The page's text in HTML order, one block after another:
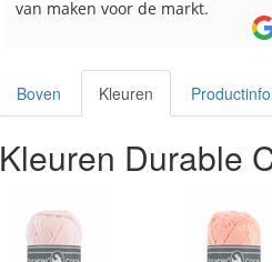
van maken voor de markt.
Boven Kleuren
Kleuren Durable